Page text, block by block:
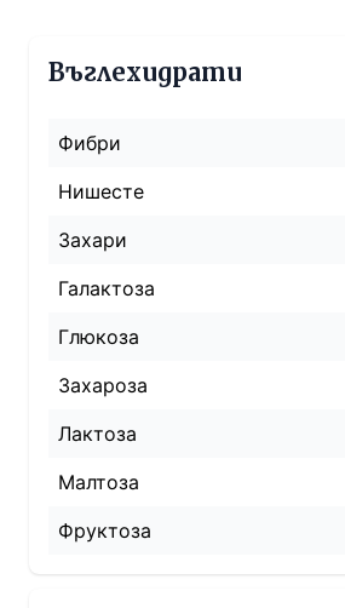
Въглехидрати
Фибри
Нишесте
Захари
Галактоза
Глюкоза
Захароза
Лактоза
Малтоза
Фруктоза